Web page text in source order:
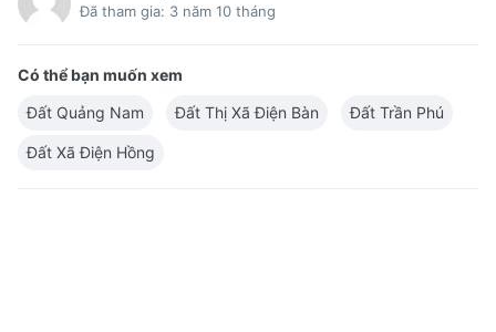
Đã tham gia: 3 năm 10 tháng
Có thể bạn muốn xem
Đất Quảng Nam
Đất Thị Xã Điện Bàn Đất Trần Phú
Đất Xã Điện Hồng